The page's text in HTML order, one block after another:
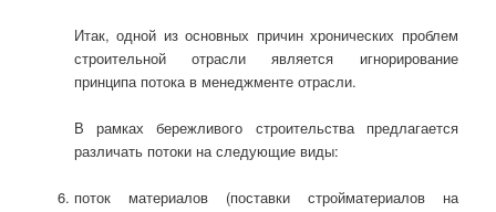
Итак, одной из основных причин хронических проблем
строительной отрасли является игнорирование
принципа потока в менеджменте отрасли.
В рамках бережливого строительства предлагается
различать потоки на следующие виды:
поток материалов (поставки стройматериалов на